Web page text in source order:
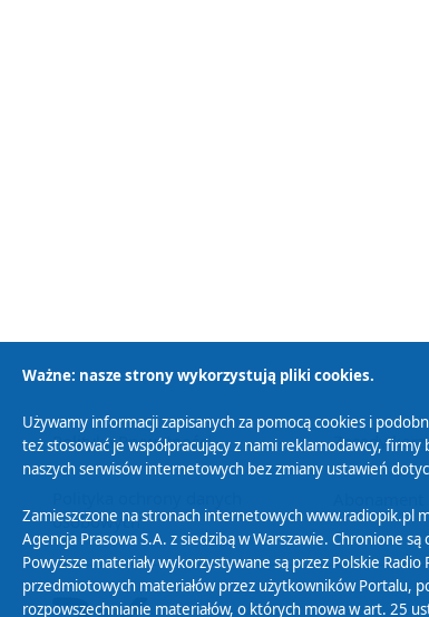
Polityka Prywatności Zasady
osobowych
Ważne: nasze strony wykorzystują pliki cookies.
Używamy informacji zapisanych za pomocą cookies i
też stosować je współpracujący z nami reklamodawcy,
naszych serwisów internetowych bez zmiany ustawień
Zamieszczone na stronach internetowych www.radiopik.pl
Agencja Prasowa S.A. z siedzibą w Warszawie. Chronione
Powyższe materiały wykorzystywane są przez Polskie
przedmiotowych materiałów przez użytkowników Portalu,
rozpowszechnianie materiałów, o których mowa w art. 25